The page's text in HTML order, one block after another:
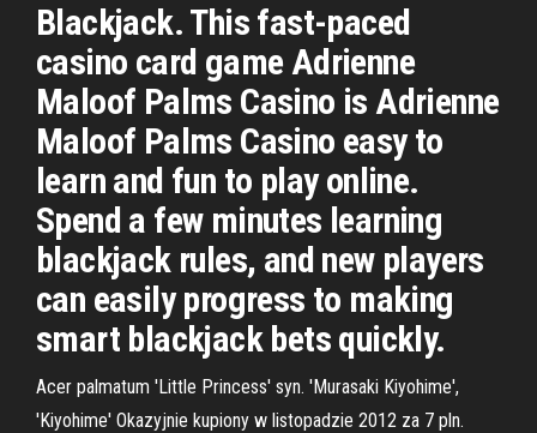
Blackjack. This fast-paced
casino card game Adrienne
Maloof Palms Casino is Adrienne
Maloof Palms Casino easy to
learn and fun to play online.
Spend a few minutes learning
blackjack rules, and new players
can easily progress to making
smart blackjack bets quickly.
Acer palmatum 'Little Princess' syn. 'Murasaki Kiyohime',
'Kiyohime' Okazyjnie kupiony w listopadzie 2012 za 7 pln.